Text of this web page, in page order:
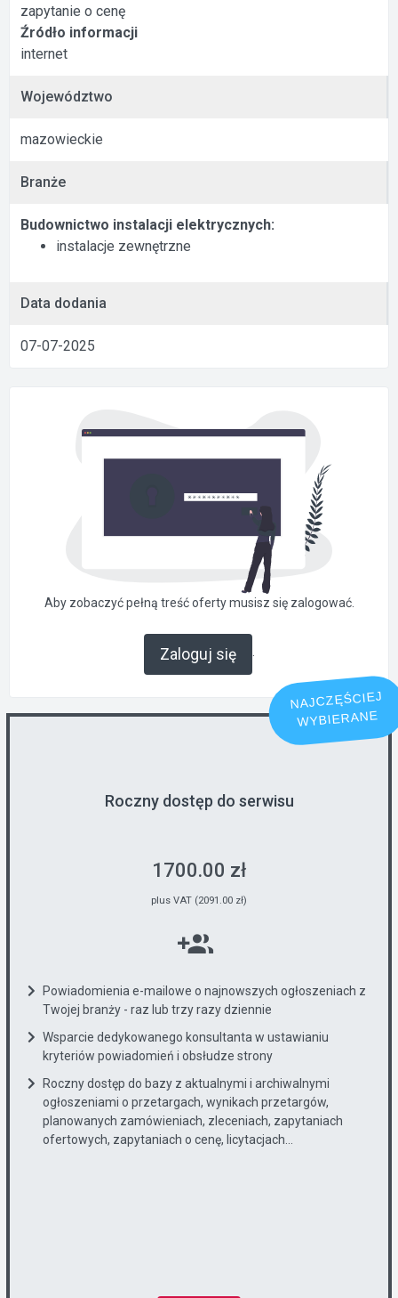
zapytanie o cenę
Źródło informacji
internet
Województwo
mazowieckie
Branże
Budownictwo instalacji elektrycznych:
instalacje zewnętrzne
Data dodania
07-07-2025
Aby zobaczyć pełną treść oferty musisz się zalogować.
Zaloguj się .
NAJCZĘŚCIEJ
WYBIERANE
Roczny dostęp do serwisu
1700.00 zł
plus VAT (2091.00 zł)
Powiadomienia e-mailowe o najnowszych ogłoszeniach z
Twojej branży - raz lub trzy razy dziennie
Wsparcie dedykowanego konsultanta w ustawianiu
kryteriów powiadomień i obsłudze strony
Roczny dostęp do bazy z aktualnymi i archiwalnymi
ogłoszeniami o przetargach, wynikach przetargów,
planowanych zamówieniach, zleceniach, zapytaniach
ofertowych, zapytaniach o cenę, licytacjach...